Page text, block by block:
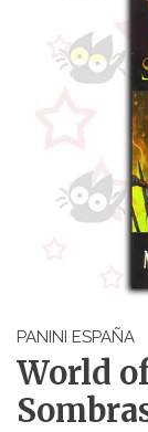
PANINI ESPAÑA
World